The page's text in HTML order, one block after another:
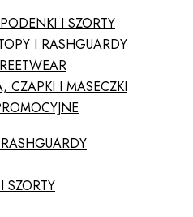
I SZORTY
I RASHGUARDY
CZAPKI I MASECZKI
SZORTY